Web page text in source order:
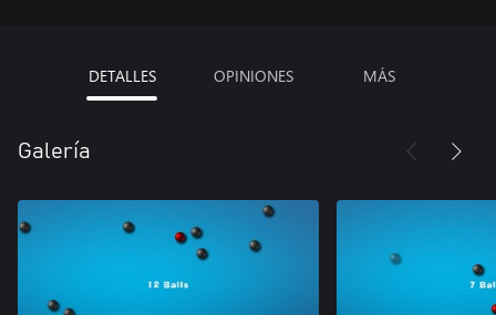
DETALLES OPINIONES MÁS
Galería